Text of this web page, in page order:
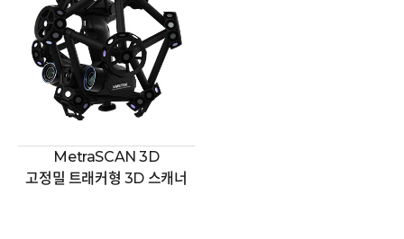
MetraSCAN 3D
고정밀 트래커형 3D 스캐너